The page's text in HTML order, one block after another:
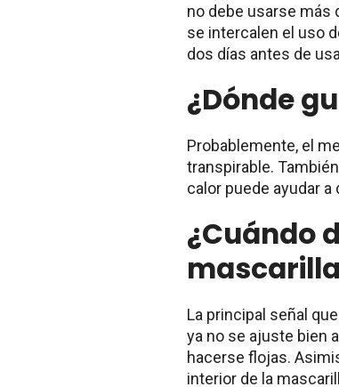
no debe usarse más
se intercalen el uso
dos días antes de
¿Dónde
Probablemente, el
transpirable.
calor puede ayudar
¿Cuándo
La principal señal
ya no se ajuste bien
hacerse flojas.
interior de la